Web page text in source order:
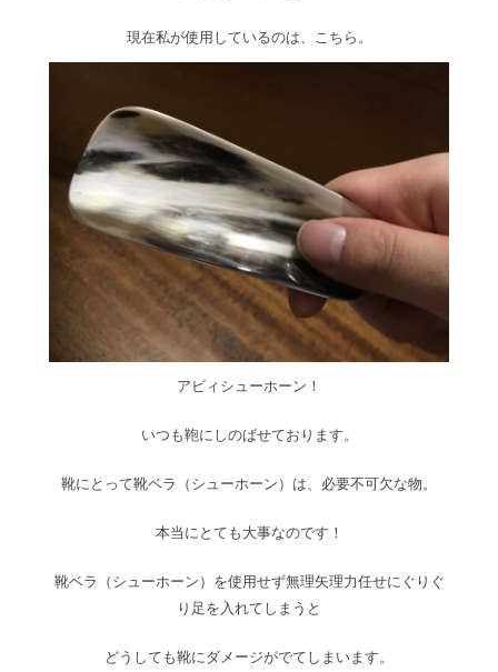
現在私が使用しているのは、こちら。
アビィシューホーン！
いつも鞄にしのばせております。
靴にとって靴ベラ（シューホーン）は、必要不可欠な物。
本当にとても大事なのです！
靴ベラ（シューホーン）を使用せず無理矢理力任せにぐりぐ
り足を入れてしまうと
どうしても靴にダメージがでてしまいます。